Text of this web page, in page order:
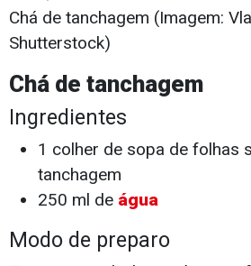
Chá de tanchagem (Imagem:
Shutterstock)
Chá de tanchagem
Ingredientes
1 colher de sopa de folhas
tanchagem
250 ml de água
Modo de preparo